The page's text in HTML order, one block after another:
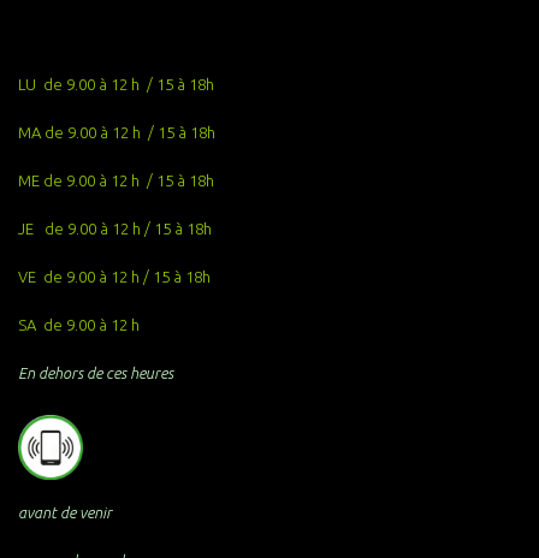
LU de 9.00 à 12 h / 15 à 18h
MA de 9.00 à 12 h / 15 à 18h
ME de 9.00 à 12 h / 15 à 18h
JE de 9.00 à 12 h / 15 à 18h
VE de 9.00 à 12 h / 15 à 18h
SA de 9.00 à 12 h
En dehors de ces heures
avant de venir